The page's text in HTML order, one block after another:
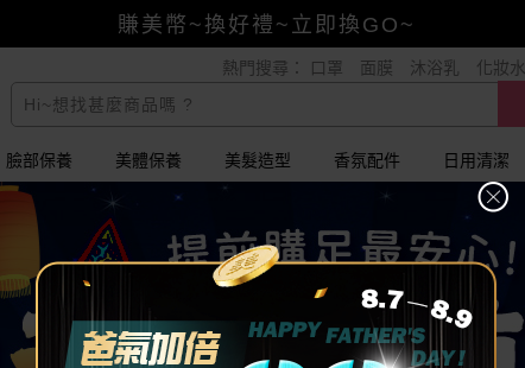
賺美幣~換好禮~立即換GO~
小三美日x全支付~美幣+全點折上折超划算
全館88折爸氣加倍！
熱門搜尋： 口罩 面膜 沐浴乳 化妝水
臉部保養 美體保養 美髮造型 香氛配件 日用清潔